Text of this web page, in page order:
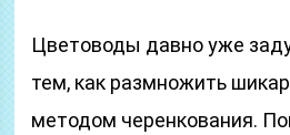
Цветоводы давно уже
тем, как размножить
методом черенкования.